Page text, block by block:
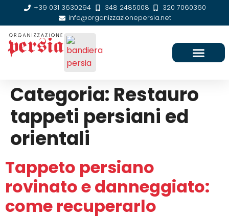
+39 031 3630294 348 2485008
320 7060360
info@organizzazionepersia.net
Categoria: Restauro
tappeti persiani ed
orientali
Tappeto persiano
rovinato e danneggiato:
come recuperarlo